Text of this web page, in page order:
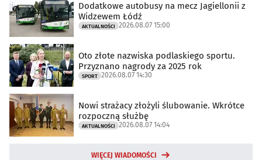
Dodatkowe autobusy na mecz Jagiellonii z
Widzewem Łódź
AKTUALNOŚCI 2026.08.07 15:00
Oto złote nazwiska podlaskiego sportu.
Przyznano nagrody za 2025 rok
SPORT 2026.08.07 14:30
Nowi strażacy złożyli ślubowanie. Wkrótce
rozpoczną służbę
AKTUALNOŚCI 2026.08.07 14:04
WIĘCEJ WIADOMOŚCI